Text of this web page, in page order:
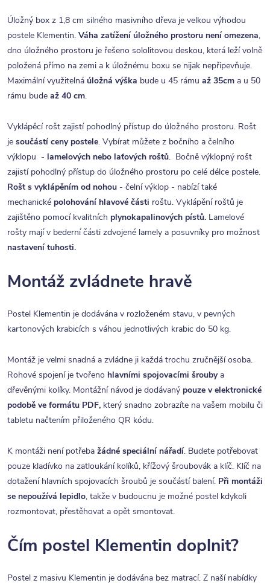
Úložný box z 1,8 cm silného masivního dřeva je velkou výhodou
postele Klementin. Váha zatížení úložného prostoru není omezena,
dno úložného prostoru je řešeno sololitovou deskou, která leží volně
položená přímo na zemi a k úložnému boxu se nijak nepřipevňuje.
Maximální využitelná úložná výška bude u 45 rámu až 35cm a u 50
rámu bude až 40 cm.
Vyklápěcí rošt zajistí pohodlný přístup do úložného prostoru. Rošt
je součástí ceny postele. Vybírat můžete z bočního a čelního
výklopu - lamelových nebo laťových roštů. Bočně výklopný rošt
zajistí pohodlný přístup do úložného prostoru po celé délce postele.
Rošt s vyklápěním od nohou - čelní výklop - nabízí také
mechanické polohování hlavové části roštu. Vyklápění roštů je
zajištěno pomocí kvalitních plynokapalinových pístů. Lamelové
rošty mají v bederní části zdvojené lamely a posuvníky pro možnost
nastavení tuhosti.
Montáž zvládnete hravě
Postel Klementin je dodávána v rozloženém stavu, v pevných
kartonových krabicích s váhou jednotlivých krabic do 50 kg.
Montáž je velmi snadná a zvládne ji každá trochu zručnější osoba.
Rohové spojení je tvořeno hlavními spojovacími šroubya
dřevěnými kolíky. Montážní návod je dodávaný pouze v elektronické
podobě ve formátu PDF, který snadno zobrazíte na vašem mobilu či
tabletu načtením přiloženého QR kódu.
K montáži není potřeba žádné speciální nářadí. Budete potřebovat
pouze kladívko na zatloukání kolíků, křížový šroubovák a klíč. Klíč na
dotažení hlavních spojovacích šroubů je součástí balení. Při montáži
se nepoužívá lepidlo, takže v budoucnu je možné postel kdykoli
rozmontovat, přestěhovat a opět smontovat.
Čím postel Klementin doplnit?
Postel z masivu Klementin je dodávána bez matrací. Z naší nabídky